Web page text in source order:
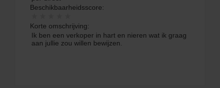
Beschikbaarheidsscore:
Korte omschrijving:
Ik ben een verkoper in hart en nieren wat ik graag
aan jullie zou willen bewijzen.